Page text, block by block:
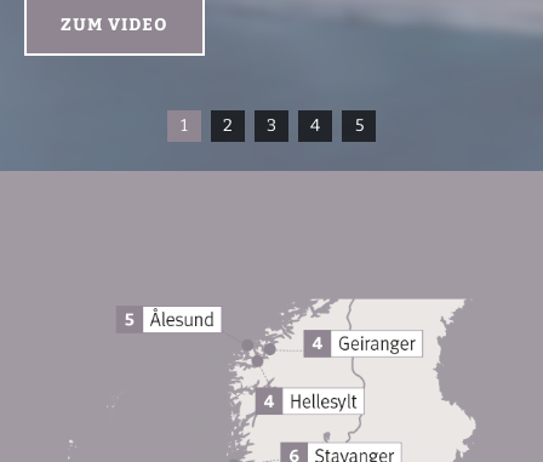
ZUM VIDEO
1 2 3 4 5